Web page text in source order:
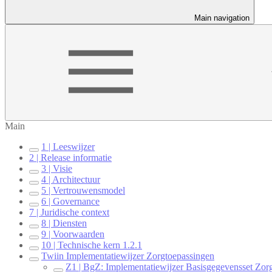
Main navigation
Main
1 | Leeswijzer
2 | Release informatie
3 | Visie
4 | Architectuur
5 | Vertrouwensmodel
6 | Governance
7 | Juridische context
8 | Diensten
9 | Voorwaarden
10 | Technische kern 1.2.1
Twiin Implementatiewijzer Zorgtoepassingen
Z1 | BgZ: Implementatiewijzer Basisgegevensset